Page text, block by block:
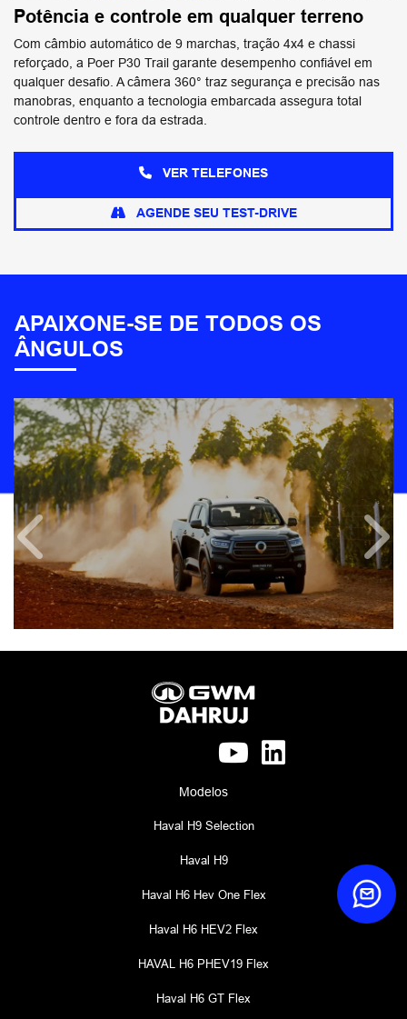
Potência e controle em qualquer terreno
Com câmbio automático de 9 marchas, tração 4x4 e chassi
reforçado, a Poer P30 Trail garante desempenho confiável em
qualquer desafio. A câmera 360° traz segurança e precisão nas
manobras, enquanto a tecnologia embarcada assegura total
controle dentro e fora da estrada.
VER TELEFONES
AGENDE SEU TEST-DRIVE
APAIXONE-SE DE TODOS OS
ÂNGULOS
Anterior
Modelos
Haval H9 Selection
Haval H9
Haval H6 Hev One Flex
Haval H6 HEV2 Flex
HAVAL H6 PHEV19 Flex
Haval H6 GT Flex